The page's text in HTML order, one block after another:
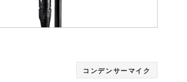
コンデンサーマイク